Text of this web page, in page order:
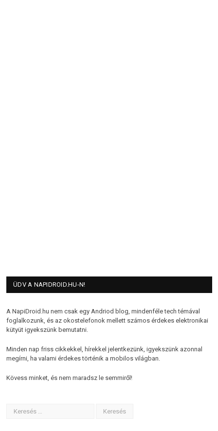
ÜDV A NAPIDROID.HU-N!
A NapiDroid.hu nem csak egy Andriod blog, mindenféle tech témával
foglalkozunk, és az okostelefonok mellett számos érdekes elektronikai
kütyüt igyekszünk bemutatni.
Minden nap friss cikkekkel, hírekkel jelentkezünk, igyekszünk azonnal
megírni, ha valami érdekes történik a mobilos világban.
Kövess minket, és nem maradsz le semmiről!